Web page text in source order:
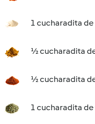
1 cucharadita
½ cucharadita
½ cucharadita
1 cucharadita